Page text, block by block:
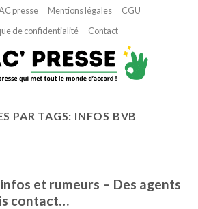
presse Mentions légales
CGU
de confidentialité
Contact
PAR TAGS: INFOS BVB
et rumeurs – Des agents
contact…